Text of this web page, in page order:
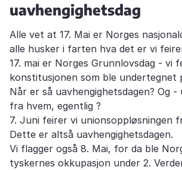
uavhengighetsdag
Alle vet at 17. Mai er Norges
alle husker i farten hva det er vi
17. mai er Norges Grunnlovsdag - vi
konstitusjonen som ble undertegnet
Når er så uavhengighetsdagen? Og -
fra hvem, egentlig ?
7. Juni feirer vi unionsoppløsningen
Dette er altså uavhengighetsdagen.
Vi flagger også 8. Mai, for da ble
tyskernes okkupasjon under 2.